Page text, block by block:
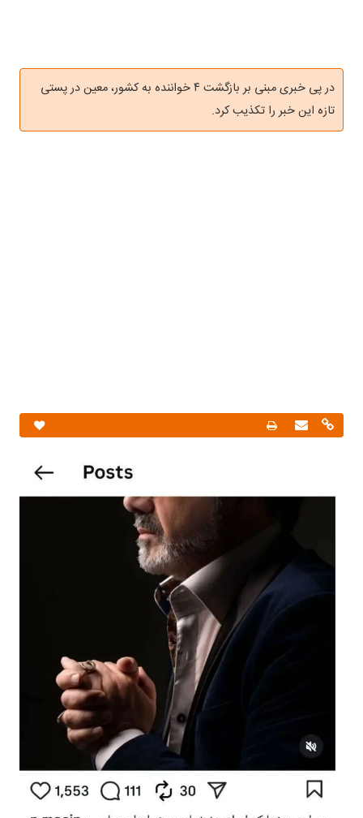
در پی خبری مبنی بر بازگشت ۴ خواننده به کشور، معین در پستی
تازه این خبر را تکذیب کرد.